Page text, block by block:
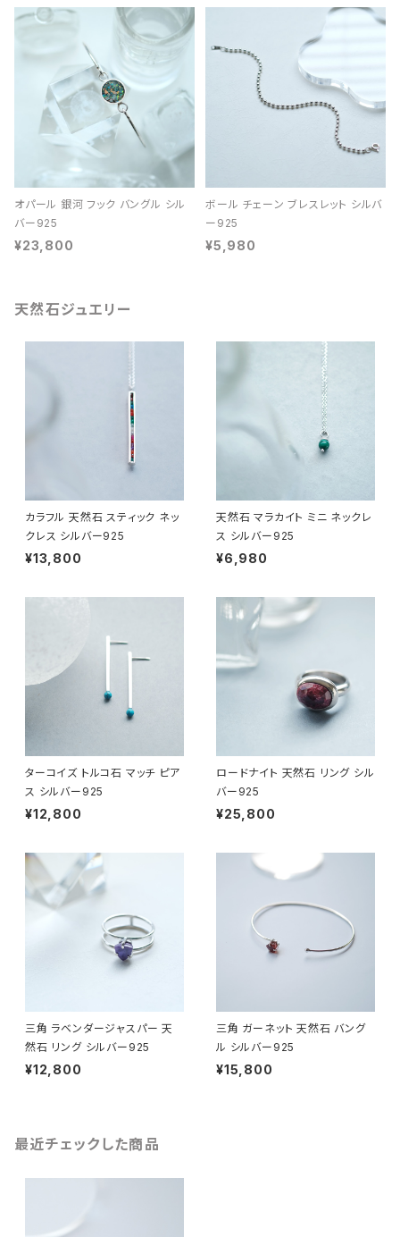
オパール 銀河 フック バングル シル
バー925
¥23,800
ボール チェーン ブレスレット シルバ
ー925
¥5,980
天然石ジュエリー
カラフル 天然石 スティック ネッ
クレス シルバー925
¥13,800
天然石 マラカイト ミニ ネックレ
ス シルバー925
¥6,980
ターコイズ トルコ石 マッチ ピア
ス シルバー925
¥12,800
ロードナイト 天然石 リング シル
バー925
¥25,800
三角 ラベンダージャスパー 天
然石 リング シルバー925
¥12,800
三角 ガーネット 天然石 バング
ル シルバー925
¥15,800
最近チェックした商品